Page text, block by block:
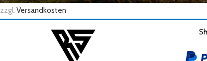
zzgl. Versandkosten